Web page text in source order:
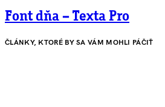
Font dňa – Texta Pro
ČLÁNKY, KTORÉ BY SA VÁM MOHLI PÁČIŤ